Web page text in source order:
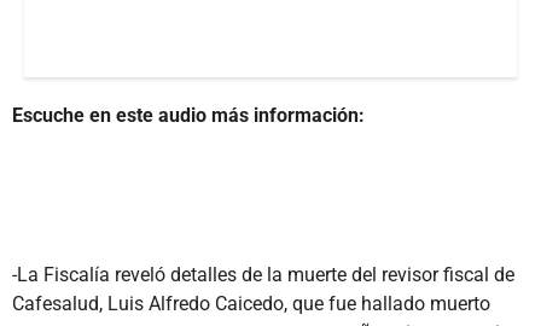
Escuche en este audio más información:
-La Fiscalía reveló detalles de la muerte del revisor fiscal de
Cafesalud, Luis Alfredo Caicedo, que fue hallado muerto